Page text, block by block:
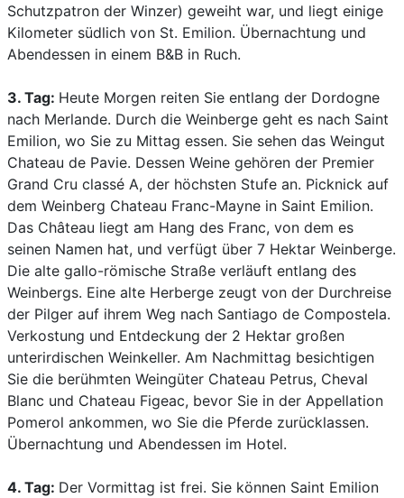
Schutzpatron der Winzer) geweiht war, und liegt einige
Kilometer südlich von St. Emilion. Übernachtung und
Abendessen in einem B&B in Ruch.
3. Tag: Heute Morgen reiten Sie entlang der Dordogne
nach Merlande. Durch die Weinberge geht es nach Saint
Emilion, wo Sie zu Mittag essen. Sie sehen das Weingut
Chateau de Pavie. Dessen Weine gehören der Premier
Grand Cru classé A, der höchsten Stufe an. Picknick auf
dem Weinberg Chateau Franc-Mayne in Saint Emilion.
Das Château liegt am Hang des Franc, von dem es
seinen Namen hat, und verfügt über 7 Hektar Weinberge.
Die alte gallo-römische Straße verläuft entlang des
Weinbergs. Eine alte Herberge zeugt von der Durchreise
der Pilger auf ihrem Weg nach Santiago de Compostela.
Verkostung und Entdeckung der 2 Hektar großen
unterirdischen Weinkeller. Am Nachmittag besichtigen
Sie die berühmten Weingüter Chateau Petrus, Cheval
Blanc und Chateau Figeac, bevor Sie in der Appellation
Pomerol ankommen, wo Sie die Pferde zurücklassen.
Übernachtung und Abendessen im Hotel.
4. Tag: Der Vormittag ist frei. Sie können Saint Emilion